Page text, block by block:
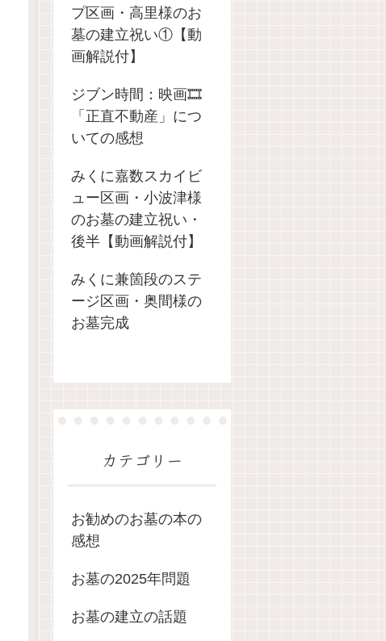
プ区画・高里様のお
墓の建立祝い①【動
画解説付】
ジブン時間：映画🎞️
「正直不動産」につ
いての感想
みくに嘉数スカイビ
ュー区画・小波津様
のお墓の建立祝い・
後半【動画解説付】
みくに兼箇段のステ
ージ区画・奥間様の
お墓完成
カテゴリー
お勧めのお墓の本の
感想
お墓の2025年問題
お墓の建立の話題